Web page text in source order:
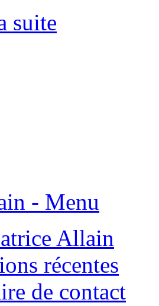
suite
- Menu
Allain
récentes
de contact